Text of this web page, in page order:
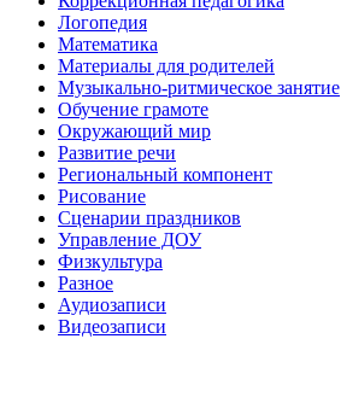
Логопедия
Математика
Материалы для родителей
Музыкально-ритмическое занятие
Обучение грамоте
Окружающий мир
Развитие речи
Региональный компонент
Рисование
Сценарии праздников
Управление ДОУ
Физкультура
Разное
Аудиозаписи
Видеозаписи